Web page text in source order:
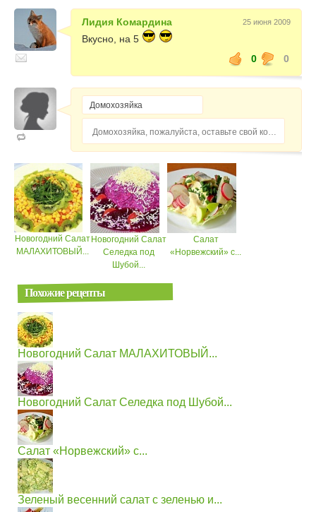
Лидия Комардина 25 июня 2009
Вкусно, на 5
0
0
Домохозяйка, пожалуйста, оставьте свой комментарий...
Новогодний Салат
МАЛАХИТОВЫЙ...
Новогодний Салат
Селедка под
Шубой...
Салат
«Норвежский» с...
Похожие рецепты
Новогодний Салат МАЛАХИТОВЫЙ...
Новогодний Салат Селедка под Шубой...
Салат «Норвежский» с...
Зеленый весенний салат с зеленью и...